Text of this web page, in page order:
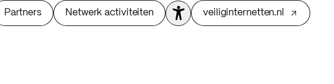
Partners Netwerk activiteiten veiliginternetten.nl